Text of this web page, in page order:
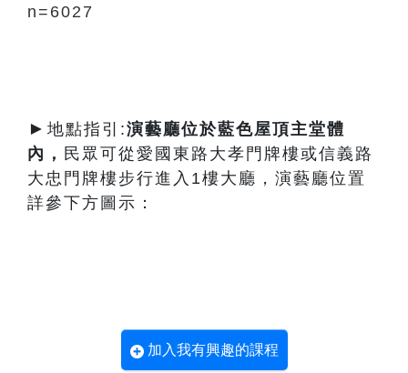
n=6027
► 地點指引:演藝廳位於藍色屋頂主堂體
內 ， 民眾可從愛國東路大孝門牌樓或信義路
大忠門牌樓步行進入1樓大廳，演藝廳位置
詳參下方圖示：
加入我有興趣的課程